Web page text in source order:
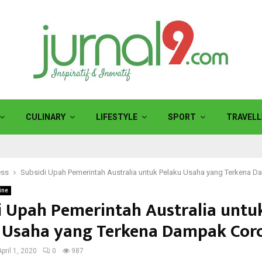
CULINARY LIFESTYLE SPORT
Subsidi Upah Pemerintah Australia untuk Pelaku Usaha yang Terkena
Upah Pemerintah Australia
yang Terkena Dampak
1, 2020 0 987